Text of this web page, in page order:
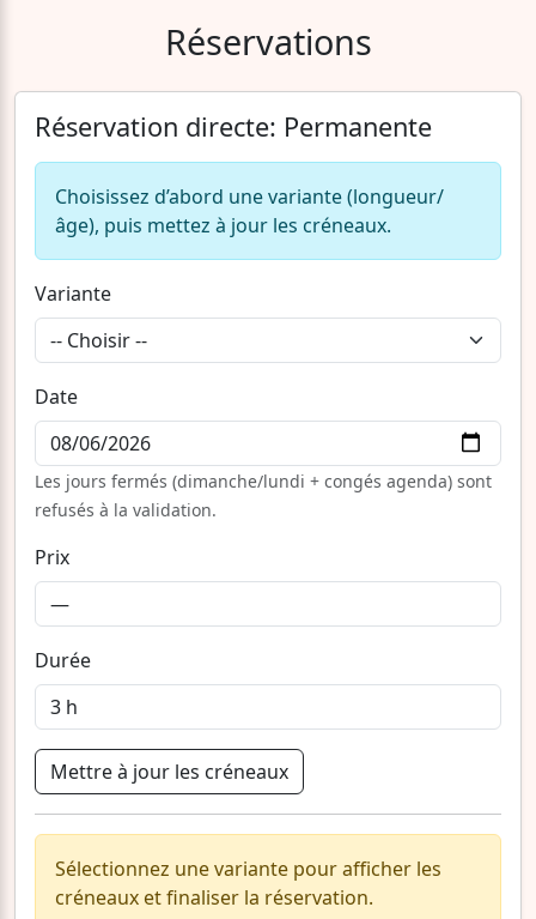
Réservations
Réservation directe: Permanente
Choisissez d’abord une variante (longueur/
âge), puis mettez à jour les créneaux.
Variante
Date
Les jours fermés (dimanche/lundi + congés agenda) sont
refusés à la validation.
Prix
Durée
Mettre à jour les créneaux
Sélectionnez une variante pour afficher les
créneaux et finaliser la réservation.